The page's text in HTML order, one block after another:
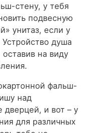
стену, у тебя
подвесную
унитаз, если у
душа
на виду
фальш-
над
дверцей, и вот – у
для различных